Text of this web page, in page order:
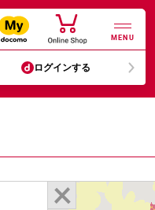
MENU
ログインする